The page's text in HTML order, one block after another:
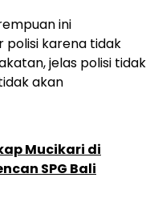
ini
polisi karena tidak
jelas polisi tidak
akan
Mucikari di
SPG Bali